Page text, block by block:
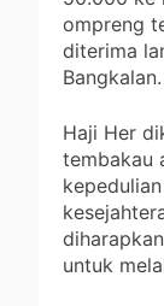
ompreng
diterima
Bangkalan.
Haji Her
tembakau
untuk